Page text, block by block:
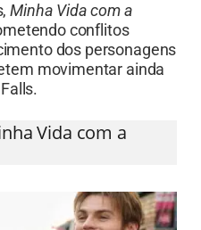
Minha Vida com a
conflitos
dos personagens
movimentar ainda
Vida com a